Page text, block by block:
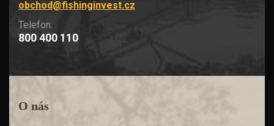
obchod@fishinginvest.cz
Telefon:
800 400 110
O nás